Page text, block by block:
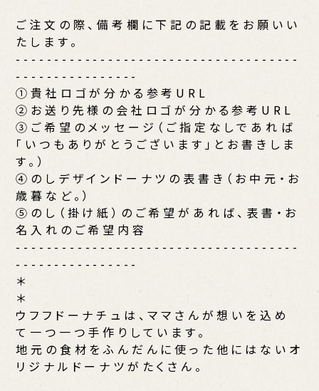
ご注文の際、備考欄に下記の記載をお願いい
たします。
-------------------------------------
----------------
①貴社ロゴが分かる参考URL
②お送り先様の会社ロゴが分かる参考URL
③ご希望のメッセージ（ご指定なしであれば
「いつもありがとうございます」とお書きしま
す。）
④のしデザインドーナツの表書き（お中元・お
歳暮など。）
⑤のし（掛け紙）のご希望があれば、表書・お
名入れのご希望内容
-------------------------------------
----------------
＊
＊
ウフフドーナチュは、ママさんが想いを込め
て一つ一つ手作りしています。
地元の食材をふんだんに使った他にはないオ
リジナルドーナツがたくさん。